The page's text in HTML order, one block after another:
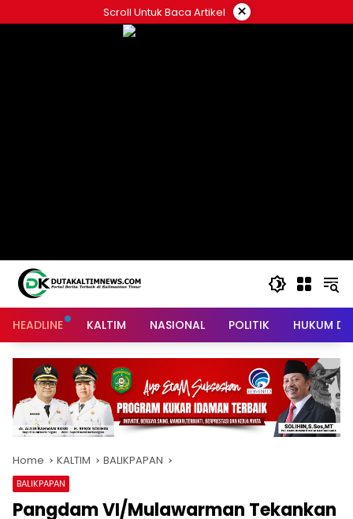
to
Scroll Untuk Baca Artikel ×
HEADLINE KALTIM NASIONAL POLITIK HUKUM
Home KALTIM BALIKPAPAN
BALIKPAPAN
Pangdam VI/Mulawarman Tekankan